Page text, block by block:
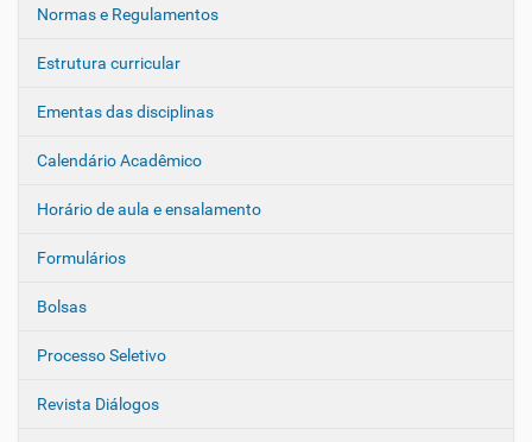
o
Normas e Regulamentos
Estrutura curricular
Ementas das disciplinas
Calendário Acadêmico
Horário de aula e ensalamento
Formulários
Bolsas
Processo Seletivo
Revista Diálogos